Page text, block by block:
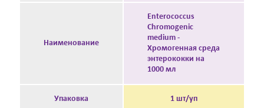
Наименование
Enterococcus
Chromogenic
medium -
Хромогенная среда
энтерококки на
1000 мл
Упаковка 1 шт/уп